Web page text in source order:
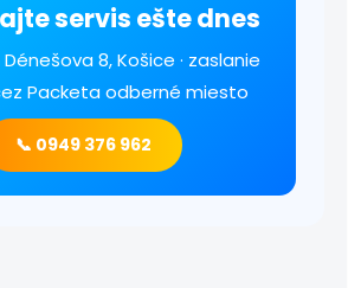
servis ešte dnes
8, Košice · zaslanie
Packeta odberné miesto
📞 0949 376 962